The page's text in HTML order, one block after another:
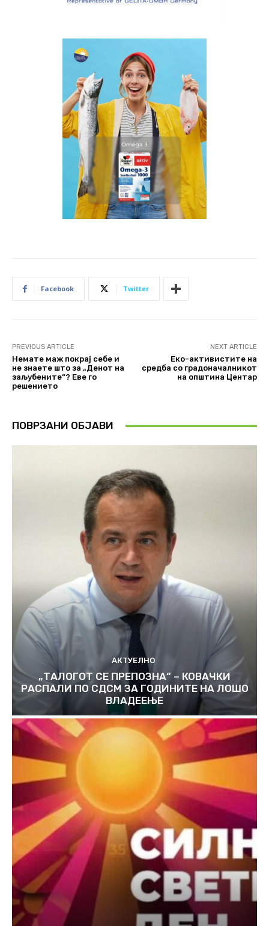
Facebook Twitter
PREVIOUS ARTICLE
Немате маж покрај себе и
не знаете што за „Денот на
заљубените“? Еве го
решението
NEXT ARTICLE
Еко-активистите на
средба со градоначалникот
на општина Центар
ПОВРЗАНИ ОБЈАВИ
АКТУЕЛНО
„ТАЛОГОТ СЕ ПРЕПОЗНА“ – КОВАЧКИ
РАСПАЛИ ПО СДСМ ЗА ГОДИНИТЕ НА ЛОШО
ВЛАДЕЕЊЕ